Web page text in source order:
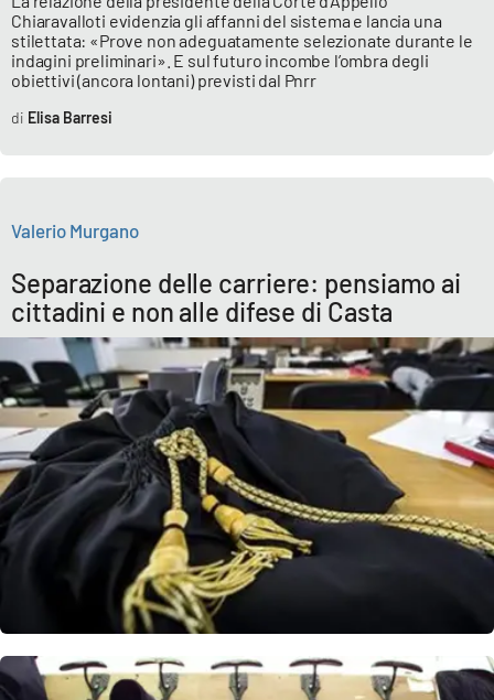
Chiaravalloti evidenzia gli affanni del sistema e lancia una
stilettata: «Prove non adeguatamente selezionate durante le
indagini preliminari». E sul futuro incombe l’ombra degli
obiettivi (ancora lontani) previsti dal Pnrr
Elisa Barresi
Separazione delle carriere: pensiamo ai
cittadini e non alle difese di Casta
Valerio Murgano